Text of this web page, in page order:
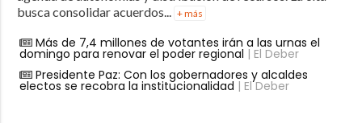
busca consolidar acuerdos...
+ más
Más de 7,4 millones de votantes irán a las urnas el
domingo para renovar el poder regional | El Deber
Presidente Paz: Con los gobernadores y alcaldes
electos se recobra la institucionalidad | El Deber